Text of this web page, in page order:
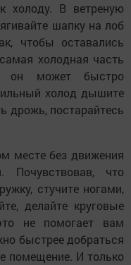
холоду. В ветреную
шапку на лоб
чтобы оставались
холодная часть
он может быстро
холод дышите
дрожь, постарайтесь
месте без движения
Почувствовав, что
стучите ногами,
делайте круговые
не помогает вам
быстрее добраться
помещение. И только